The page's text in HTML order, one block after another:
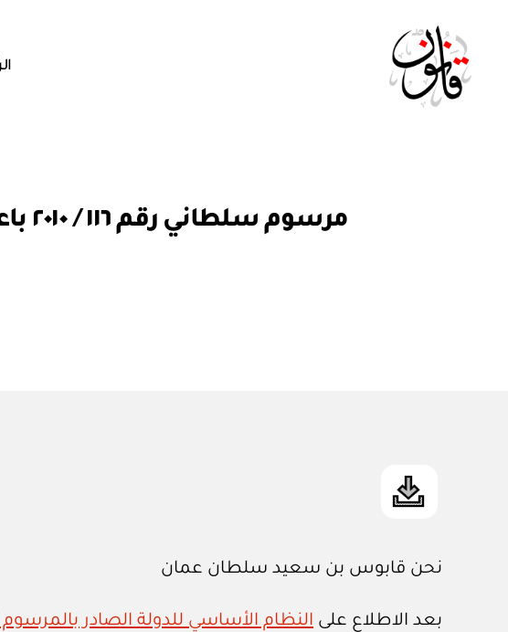
التصنيفاتم
نحن قابوس بن سعيد سلطان عمان
بعد الاطلاع على النظام الأساسي للدولة الصادر بالمرسوم